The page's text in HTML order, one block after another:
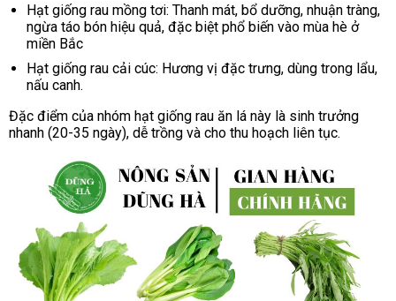
Hạt giống rau mồng tơi: Thanh mát, bổ dưỡng, nhuận tràng,
ngừa táo bón hiệu quả, đặc biệt phổ biến vào mùa hè ở
miền Bắc
Hạt giống rau cải cúc: Hương vị đặc trưng, dùng trong lẩu,
nấu canh.
Đặc điểm của nhóm hạt giống rau ăn lá này là sinh trưởng
nhanh (20-35 ngày), dễ trồng và cho thu hoạch liên tục.